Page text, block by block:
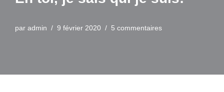
par admin 9 février 2020 5 commentaires